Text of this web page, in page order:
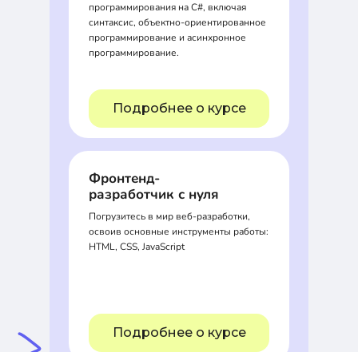
программирования на C#, включая
синтаксис, объектно-ориентированное
программирование и асинхронное
программирование.
Подробнее о курсе
Фронтенд-
разработчик с нуля
Погрузитесь в мир веб-разработки,
освоив основные инструменты работы:
HTML, CSS, JavaScript
Подробнее о курсе